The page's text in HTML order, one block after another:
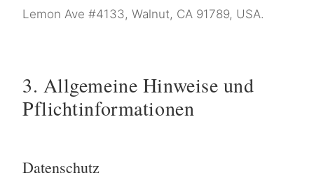
Lemon Ave #4133, Walnut, CA 91789, USA.
3. Allgemeine Hinweise und
Pflichtinformationen
Datenschutz